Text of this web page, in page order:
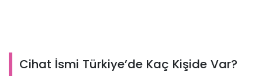
Cihat İsmi Türkiye’de Kaç Kişide Var?